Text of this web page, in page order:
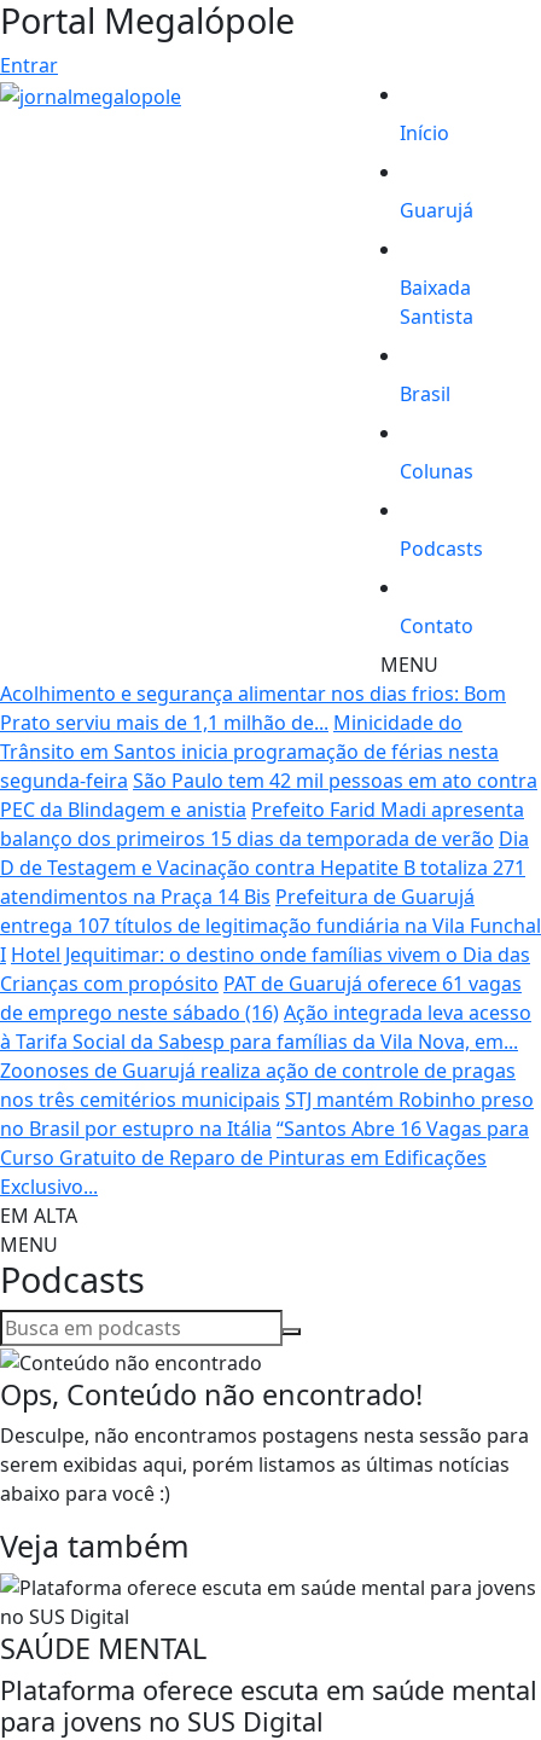
Portal Megalópole
Entrar
Início
Guarujá
Baixada
Santista
Brasil
Colunas
Podcasts
Contato
MENU
Acolhimento e segurança alimentar nos dias frios: Bom
Prato serviu mais de 1,1 milhão de... Minicidade do
Trânsito em Santos inicia programação de férias nesta
segunda-feira São Paulo tem 42 mil pessoas em ato contra
PEC da Blindagem e anistia Prefeito Farid Madi apresenta
balanço dos primeiros 15 dias da temporada de verão Dia
D de Testagem e Vacinação contra Hepatite B totaliza 271
atendimentos na Praça 14 Bis Prefeitura de Guarujá
entrega 107 títulos de legitimação fundiária na Vila Funchal
I Hotel Jequitimar: o destino onde famílias vivem o Dia das
Crianças com propósito PAT de Guarujá oferece 61 vagas
de emprego neste sábado (16)Ação integrada leva acesso
à Tarifa Social da Sabesp para famílias da Vila Nova, em...
Zoonoses de Guarujá realiza ação de controle de pragas
nos três cemitérios municipais STJ mantém Robinho preso
no Brasil por estupro na Itália “Santos Abre 16 Vagas para
Curso Gratuito de Reparo de Pinturas em Edificações
Exclusivo...
EM ALTA
MENU
Podcasts
Ops, Conteúdo não encontrado!
Desculpe, não encontramos postagens nesta sessão para
serem exibidas aqui, porém listamos as últimas notícias
abaixo para você :)
Veja também
SAÚDE MENTAL
Plataforma oferece escuta em saúde mental
para jovens no SUS Digital